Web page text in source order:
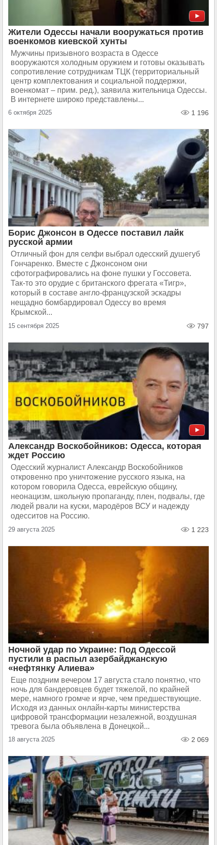
Жители Одессы начали вооружаться против
военкомов киевской хунты
Мужчины призывного возраста в Одессе
вооружаются холодным оружием и готовы оказывать
сопротивление сотрудникам ТЦК (территориальный
центр комплектования и социальной поддержки,
военкомат – прим. ред.), заявила жительница Одессы.
В интернете широко представлены...
6 октября 2025 1 196
Борис Джонсон в Одессе поставил лайк
русской армии
Отличный фон для селфи выбрал одесский душегуб
Гончаренко. Вместе с Джонсоном они
сфотографировались на фоне пушки у Госсовета.
Так-то это орудие с британского фрегата «Тигр»,
который в составе англо-французской эскадры
нещадно бомбардировал Одессу во время
Крымской...
15 сентября 2025 797
Александр Воскобойников: Одесса, которая
ждет Россию
Одесский журналист Александр Воскобойников
откровенно про уничтожение русского языка, на
котором говорила Одесса, еврейскую общину,
неонацизм, школьную пропаганду, плен, подвалы, где
людей рвали на куски, мародёров ВСУ и надежду
одесситов на Россию.
29 августа 2025 1 223
Ночной удар по Украине: Под Одессой
пустили в распыл азербайджанскую
«нефтянку Алиева»
Еще поздним вечером 17 августа стало понятно, что
ночь для бандеровцев будет тяжелой, по крайней
мере, намного громче и ярче, чем предшествующие.
Исходя из данных онлайн-карты министерства
цифровой трансформации незалежной, воздушная
тревога была объявлена в Донецкой...
18 августа 2025 2 069